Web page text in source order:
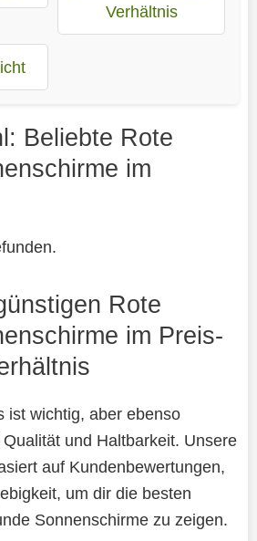
Verhältnis
Beliebte Rote
im
Rote
im Preis-
ist wichtig, aber ebenso
und Haltbarkeit. Unsere
auf Kundenbewertungen,
um dir die besten
Sonnenschirme zu zeigen.